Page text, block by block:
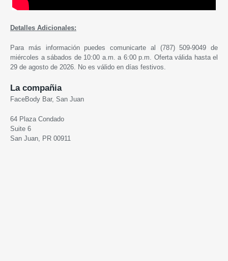
Detalles Adicionales:
Para más información puedes comunicarte al (787) 509-9049 de
miércoles a sábados de 10:00 a.m. a 6:00 p.m. Oferta válida hasta el
29 de agosto de 2026. No es válido en días festivos.
La compañia
FaceBody Bar, San Juan
64 Plaza Condado
Suite 6
San Juan, PR 00911